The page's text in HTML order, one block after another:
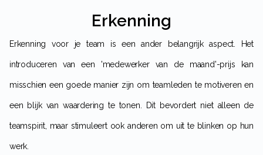
Erkenning
Erkenning voor je team is een ander belangrijk aspect. Het
introduceren van een 'medewerker van de maand'-prijs kan
misschien een goede manier zijn om teamleden te motiveren en
een blijk van waardering te tonen. Dit bevordert niet alleen de
teamspirit, maar stimuleert ook anderen om uit te blinken op hun
werk.